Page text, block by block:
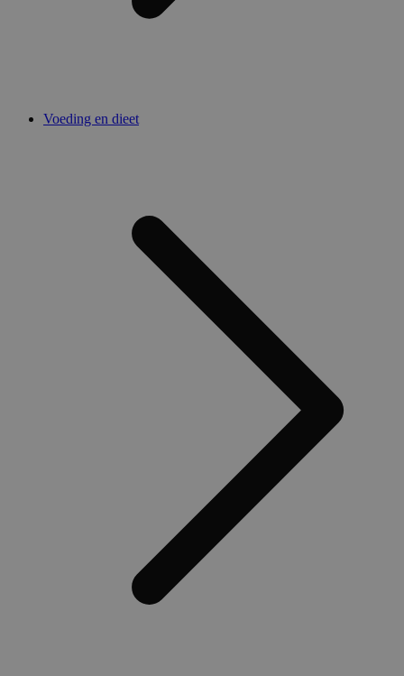
Voeding en dieet